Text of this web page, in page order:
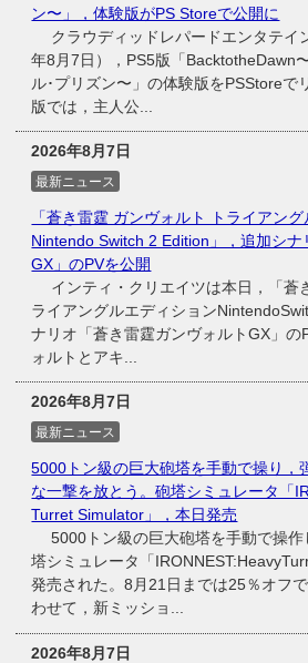
ン〜」，体験版がPS Storeで公開に
クラウディッドレパードエンタテイ
年8月7日），PS5版「BacktotheDawn
ル･プリズン〜」の体験版をPSStoreで
版では，主人公...
2026年8月7日
最新ニュース
「蒼き雷霆 ガンヴォルト トライアン
Nintendo Switch 2 Edition」，追加シナ
GX」のPVを公開
インティ・クリエイツは本日，「蒼
ライアングルエディション
ナリオ「蒼き雷霆ガンヴォルトGX」の
ォルトとアキ...
2026年8月7日
最新ニュース
5000トン級の巨大砲塔を手動で操り，
な一撃を放とう。砲塔シミュレータ「
Turret Simulator」，本日発売
5000トン級の巨大砲塔を手動で操作
塔シミュレータ「
発売された。8月21日までは25％オフ
わせて，新ミッショ...
2026年8月7日